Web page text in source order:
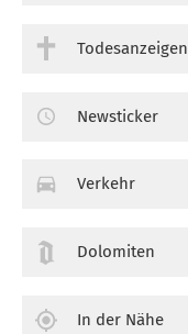
Todesanzeigen
Newsticker
Verkehr
Dolomiten
In der Nähe